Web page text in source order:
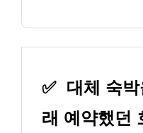
✅ 대체 숙
래 예약했던